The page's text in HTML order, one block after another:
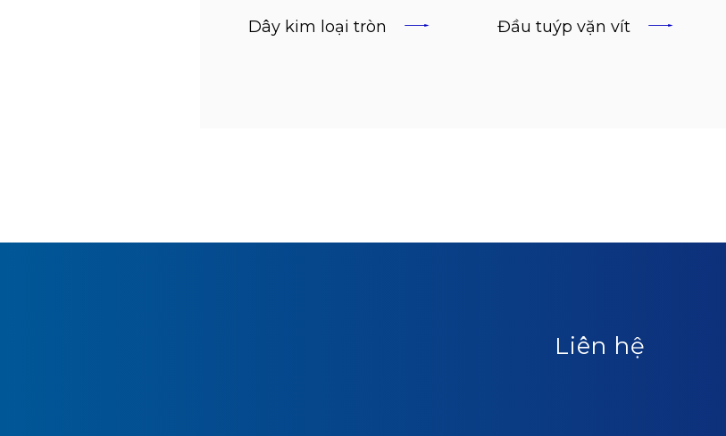
Dây kim loại tròn Đầu tuýp vặn vít
Liên hệ